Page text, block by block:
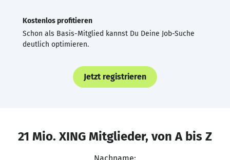
Kostenlos profitieren
Schon als Basis-Mitglied kannst Du Deine Job-Suche
deutlich optimieren.
Jetzt registrieren
21 Mio. XING Mitglieder, von A bis Z
Nachname: